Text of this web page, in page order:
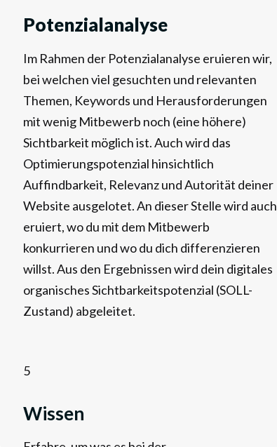
Potenzialanalyse
Im Rahmen der Potenzialanalyse eruieren wir,
bei welchen viel gesuchten und relevanten
Themen, Keywords und Herausforderungen
mit wenig Mitbewerb noch (eine höhere)
Sichtbarkeit möglich ist. Auch wird das
Optimierungspotenzial hinsichtlich
Auffindbarkeit, Relevanz und Autorität deiner
Website ausgelotet. An dieser Stelle wird auch
eruiert, wo du mit dem Mitbewerb
konkurrieren und wo du dich differenzieren
willst. Aus den Ergebnissen wird dein digitales
organisches Sichtbarkeitspotenzial (SOLL-
Zustand) abgeleitet.
5
Wissen